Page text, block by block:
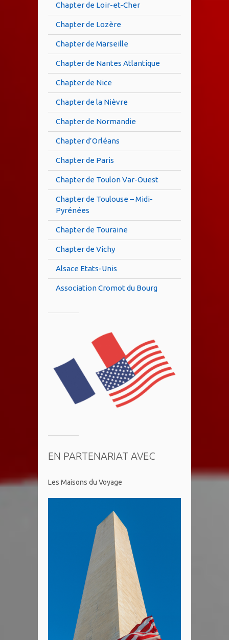
Chapter de Loir-et-Cher
Chapter de Lozère
Chapter de Marseille
Chapter de Nantes Atlantique
Chapter de Nice
Chapter de la Nièvre
Chapter de Normandie
Chapter d’Orléans
Chapter de Paris
Chapter de Toulon Var-Ouest
Chapter de Toulouse – Midi-
Pyrénées
Chapter de Touraine
Chapter de Vichy
Alsace Etats-Unis
Association Cromot du Bourg
EN PARTENARIAT AVEC
Les Maisons du Voyage